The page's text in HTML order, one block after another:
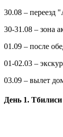
30.08 – переезд
30-31.08 – зона
01.09 – после
01-02.03 –
03.09 – вылет
День 1. Тбилиси